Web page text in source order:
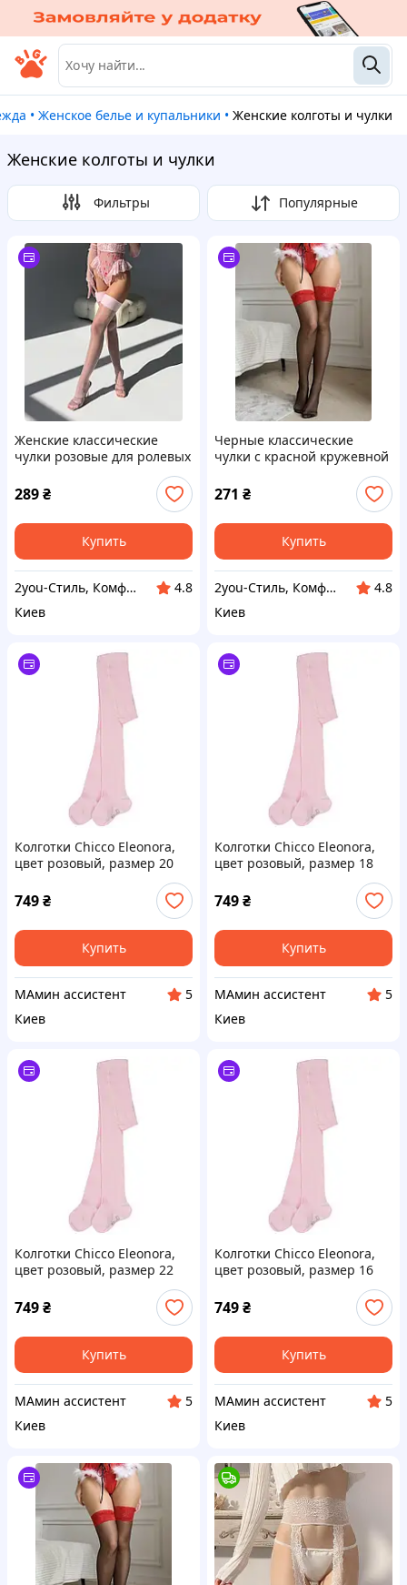
• Женское белье и купальники • Женские колготы и чулки
Женские колготы и чулки
Фильтры Популярные
Женские классические
чулки розовые для ролевых
289₴
Купить
2you-Стиль, Комфорт, Мода, Тренды, Удобство
4.8
Киев
Черные классические
чулки с красной кружевной
271 ₴
Купить
2you-Стиль, Комфорт, Мода, Тренды, Удобство
4.8
Киев
Колготки Chicco Eleonora,
цвет розовый, размер 20
749₴
Купить
МАмин ассистент
5
Киев
Колготки Chicco Eleonora,
цвет розовый, размер 18
749₴
Купить
МАмин ассистент
5
Киев
Колготки Chicco Eleonora,
цвет розовый, размер 22
749₴
Купить
МАмин ассистент
5
Киев
Колготки Chicco Eleonora,
цвет розовый, размер 16
749₴
Купить
МАмин ассистент
5
Киев